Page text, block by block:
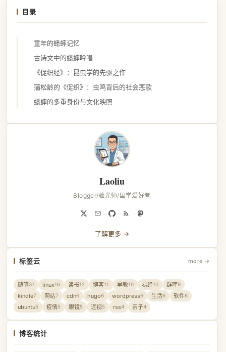
Laoliu
Blogger/验光师/国学爱好者
了解更多 →
标签云 more →
随笔31 linux16 读书12 博客11 早教10 易经10 群晖9
kindle7 网站7 cdn6 hugo6 wordpress6 生活6 软件6
ubuntu5 疫情5 眼镜5 近视5 rss4 亲子4
博客统计
目录
童年的蟋蟀记忆
古诗文中的蟋蟀吟唱
《促织经》：昆虫学的先驱之作
蒲松龄的《促织》：虫鸣背后的社会悲歌
蟋蟀的多重身份与文化映照